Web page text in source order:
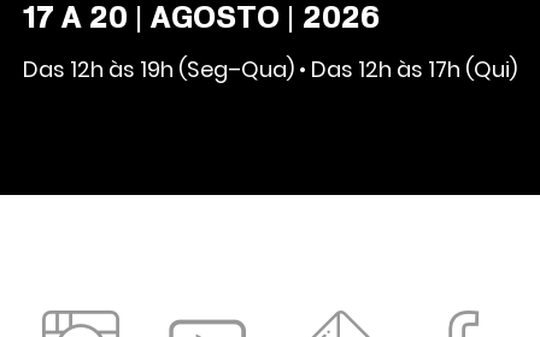
17 A 20 | AGOSTO | 2026
Das 12h às 19h (Seg–Qua) • Das 12h às 17h (Qui)